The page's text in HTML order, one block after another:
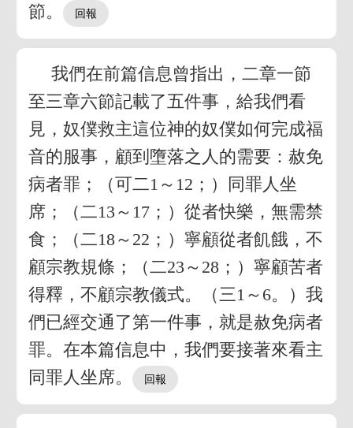
節。
我們在前篇信息曾指出，二章一節
至三章六節記載了五件事，給我們看
見，奴僕救主這位神的奴僕如何完成福
音的服事，顧到墮落之人的需要：赦免
病者罪；（可二1～12；）同罪人坐
席；（二13～17；）從者快樂，無需禁
食；（二18～22；）寧顧從者飢餓，不
顧宗教規條；（二23～28；）寧顧苦者
得釋，不顧宗教儀式。（三1～6。）我
們已經交通了第一件事，就是赦免病者
罪。在本篇信息中，我們要接著來看主
同罪人坐席。